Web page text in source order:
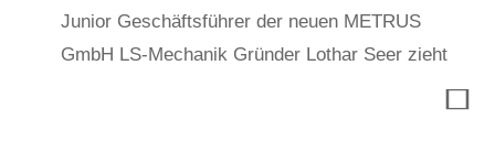
Junior Geschäftsführer der neuen METRUS
GmbH LS-Mechanik Gründer Lothar Seer zieht